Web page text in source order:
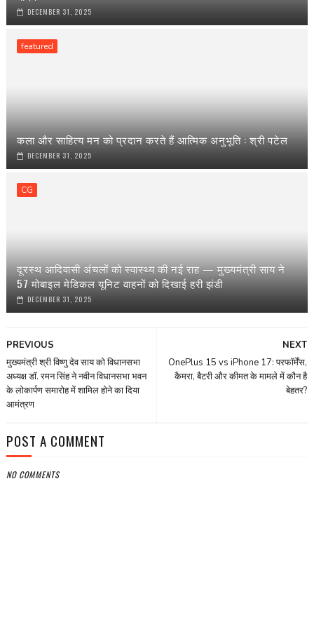
DECEMBER 31, 2025
featured
कला और साहित्य मन को प्रदान करते हैं आत्मिक अनुभूति : श्री पटेल
DECEMBER 31, 2025
CG
दूरस्थ आदिवासी अंचलों को स्वास्थ्य की नई राह — मुख्यमंत्री साय ने
57 मोबाइल मेडिकल यूनिट वाहनों को दिखाई हरी झंडी
DECEMBER 31, 2025
NEXT
OnePlus 15 vs iPhone 17: परफॉर्मेंस,
कैमरा, बैटरी और कीमत के मामले में कौन है
बेहतर?
PREVIOUS
मुख्यमंत्री श्री विष्णु देव साय को विधानसभा
अध्यक्ष डॉ. रमन सिंह ने नवीन विधानसभा भवन
के लोकार्पण समारोह में शामिल होने का दिया
आमंत्रण
POST A COMMENT
NO COMMENTS